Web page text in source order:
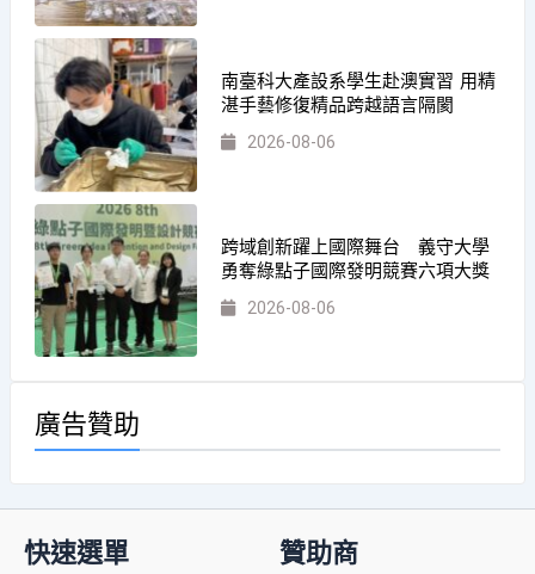
南臺科大產設系學生赴澳實習 用精
湛手藝修復精品跨越語言隔閡
2026-08-06
跨域創新躍上國際舞台 義守大學
勇奪綠點子國際發明競賽六項大獎
2026-08-06
廣告贊助
快速選單 贊助商